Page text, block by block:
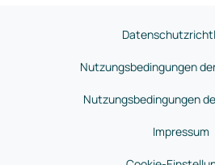
Nutzungsbedingungen
Nutzungsbedingungen
Impressum